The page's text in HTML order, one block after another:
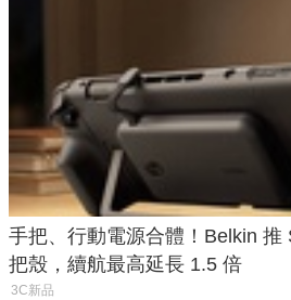
手把、行動電源合體！Belkin 推
把殼，續航最高延長 1.5 倍
3C新品